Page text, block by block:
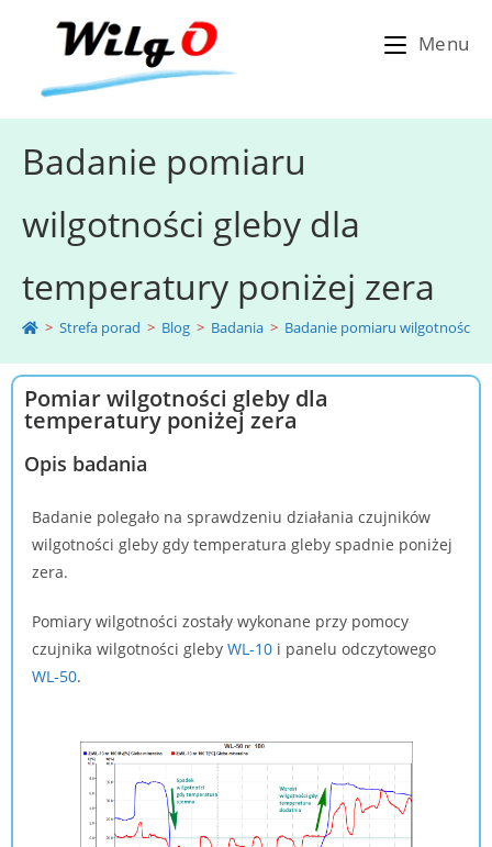
Menu
Badanie pomiaru
wilgotności gleby dla
temperatury poniżej zera
> Strefa porad > Blog > Badania > Badanie pomiaru wilgotności
Pomiar wilgotności gleby dla
temperatury poniżej zera
Opis badania
Badanie polegało na sprawdzeniu działania czujników
wilgotności gleby gdy temperatura gleby spadnie poniżej
zera.
Pomiary wilgotności zostały wykonane przy pomocy
czujnika wilgotności gleby WL-10 i panelu odczytowego
WL-50.